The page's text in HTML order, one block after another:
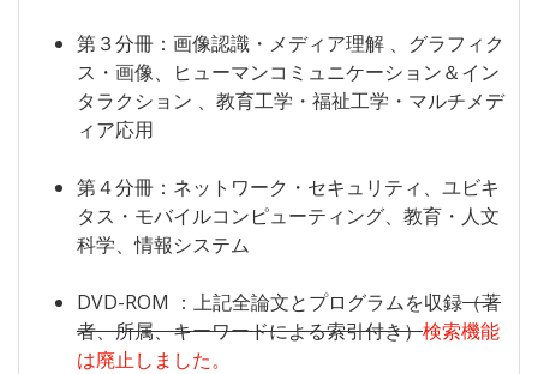
第３分冊：画像認識・メディア理解 、グラフィク
ス・画像、ヒューマンコミュニケーション＆イン
タラクション 、教育工学・福祉工学・マルチメデ
ィア応用
第４分冊：ネットワーク・セキュリティ、ユビキ
タス・モバイルコンピューティング、教育・人文
科学、情報システム
DVD-ROM ：上記全論文とプログラムを収録（著
者、所属、キーワードによる索引付き）検索機能
は廃止しました。